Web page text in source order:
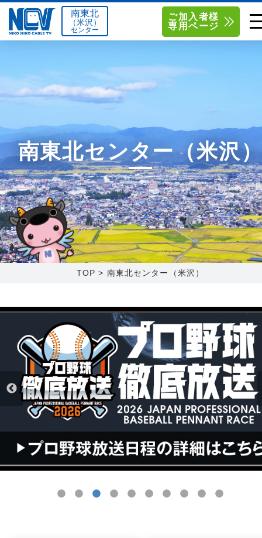
南東北センター（福島）
函館センター 0138-34-2525
新潟センター 025-210-1200
単品料金
お得なセットプラン
料金シミュレーション
サポート
Q&A
センター情報
採用情報
お問い合わせ
お申し込み
〒992-0044
山形県米沢市春日四丁目2-75
0238-24-2525
営業時間 9:00～18:00
南東北センター(福島)
〒960-8252
福島県福島市御山字一本松17-1-
1
0120-173-577
営業時間 9:15～18:00
〒041-0801
北海道函館市桔梗町379-31
〒950-1189
新潟県新潟市西区山田2310-39
025-210-1200
南東北
（米沢）
センター
ご加入者様
専用ページ
南東北センター（米沢
TOP > 南東北センター（米沢）